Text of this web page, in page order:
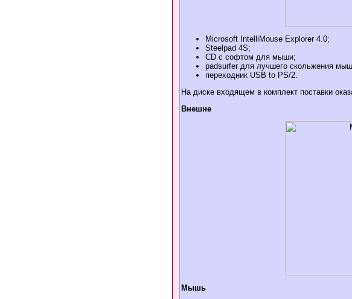
Microsoft IntelliMouse Explorer 4.0;
Steelpad 4S;
CD с софтом для мыши;
padsurfer для лучшего скольжения
переходник USB to PS/2.
На диске входящем в комплект поставки
Внешне
Мышь